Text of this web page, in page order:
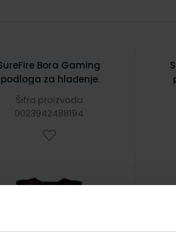
Bora Gaming
podloga za hlađenje
prijenosnika do 17", USB,
crveni LED
Šifra proizvoda
0023942488194